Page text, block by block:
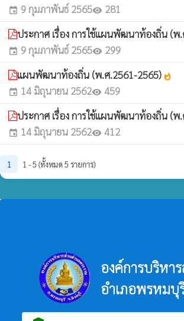
event 9 กุมภาพันธ์ 2565visibility 281
ประกาศ เรื่อง การใช้แผนพัฒนาท้องถิ่น (พ
event 9 กุมภาพันธ์ 2565visibility 299
แผนพัฒนาท้องถิ่น (พ.ศ.2561-2565) whatshot
event 14 มิถุนายน 2562visibility 459
ประกาศ เรื่อง การใช้แผนพัฒนาท้องถิ่น (พ
event 14 มิถุนายน 2562visibility 412
1 1 - 5 (ทั้งหมด 5 รายการ)
องค์การบริหา
อำเภอพรหมบุ